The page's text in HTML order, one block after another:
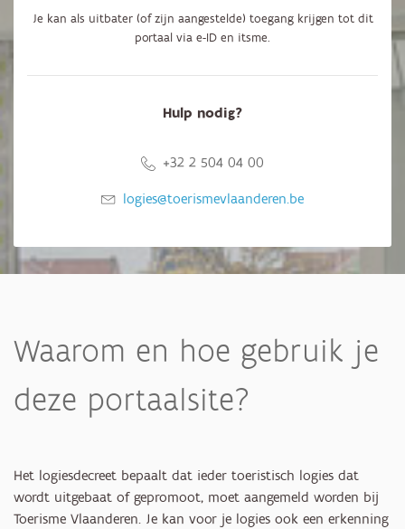
Je kan als uitbater (of zijn aangestelde) toegang krijgen tot dit
portaal via e-ID en itsme.
Hulp nodig?
+32 2 504 04 00
logies@toerismevlaanderen.be
Waarom en hoe gebruik je
deze portaalsite?
Het logiesdecreet bepaalt dat ieder toeristisch logies dat
wordt uitgebaat of gepromoot, moet aangemeld worden bij
Toerisme Vlaanderen. Je kan voor je logies ook een erkenning